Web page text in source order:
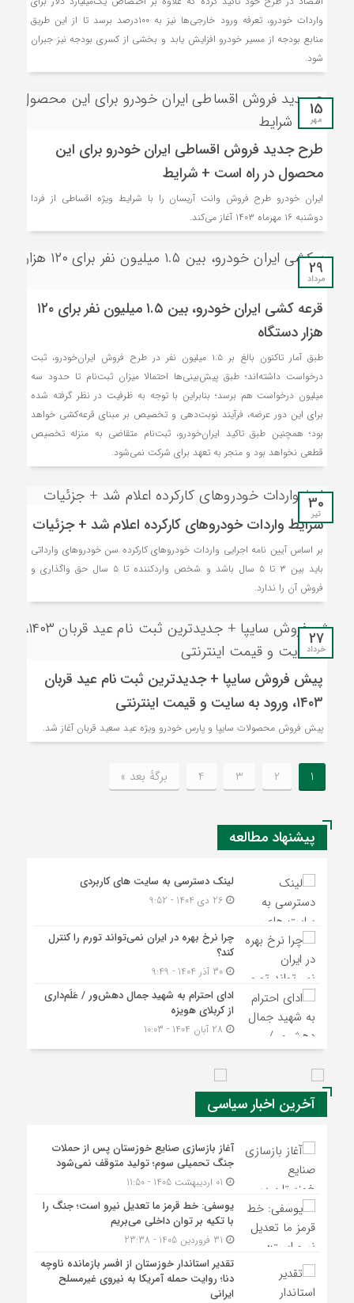
واردات خودرو، تعرفه ورود خارجی‌ها نیز به ۱۰۰درصد برسد تا از این طریق
منابع بودجه از مسیر خودرو افزایش یابد و بخشی از کسری بودجه نیز جبران
شود.
15
مهر
طرح جدید فروش اقساطی ایران خودرو برای این
محصول در راه است + شرایط
ایران خودرو طرح فروش وانت آریسان را با شرایط ویژه اقساطی از فردا
دوشنبه ۱۶ مهرماه ۱۴۰۳ آغاز می‌کند.
29
مرداد
قرعه‌ کشی ایران خودرو، بین ۱.۵ میلیون نفر برای ۱۲۰
هزار دستگاه
طبق آمار تاکنون بالغ بر ۱.۵ میلیون نفر در طرح فروش ایران‌خودرو، ثبت
درخواست داشته‌اند؛ طبق پیش‌بینی‌ها احتمالا میزان ثبت‌نام تا حدود سه
میلیون درخواست هم برسد؛ بنابراین با توجه به ظرفیت در نظر گرفته شده
برای این دور عرضه، فرآیند نوبت‌دهی و تخصیص بر مبنای قرعه‌کشی خواهد
بود؛ همچنین طبق تاکید ایران‌خودرو، ثبت‌نام متقاضی به منزله تخصیص
قطعی نخواهد بود و منجر به تعهد برای شرکت نمی‌شود.
30
تیر
شرایط واردات خودروهای کارکرده اعلام شد + جزئیات
بر اساس آیین نامه اجرایی واردات خودروهای کارکرده سن خودروهای وارداتی
باید بین ۳ تا ۵ سال باشد و شخص واردکننده تا ۵ سال حق واگذاری و
فروش آن را ندارد.
27
خرداد
پیش فروش سایپا + جدیدترین ثبت نام عید قربان
۱۴۰۳، ورود به سایت و قیمت اینترنتی
پیش فروش محصولات سایپا و پارس خودرو ویژه عید سعید قربان آغاز شد.
1
2
3
4 برگهٔ بعد »
پیشنهاد مطالعه
لینک دسترسی به سایت‌‌ های کاربردی
26 دی 1404 - 9:52
چرا نرخ بهره در ایران نمی‌تواند تورم را کنترل
کند؟
30 آذر 1404 - 9:49
ادای احترام به شهید جمال دهش‌ور / عَلَم‌داری
از کربلای هویزه
آخرین اخبار سیاسی
آغاز بازسازی صنایع خوزستان پس از حملات
جنگ تحمیلی سوم؛ تولید متوقف نمی‌شود
یوسفی: خط قرمز ما تعدیل نیرو است؛ جنگ را
با تکیه بر توان داخلی می‌بریم
تقدیر استاندار خوزستان از افسر بازمانده ناوچه
دنا؛ روایت حمله آمریکا به نیروی غیرمسلح
ایرانی